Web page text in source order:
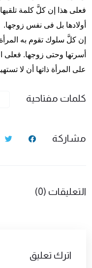
فعلی هذا إن كلّ‏َ كلمة
أولادها بل فی نفس زوجها.
إن كلّ‏َ سلوك تقوم به
أسرتها وحتى زوجها. فعلى
على المرأة ذاتها أن لا
كلمات مفتاحية
مشاركة
التعليقات (0)
اترك تعليق